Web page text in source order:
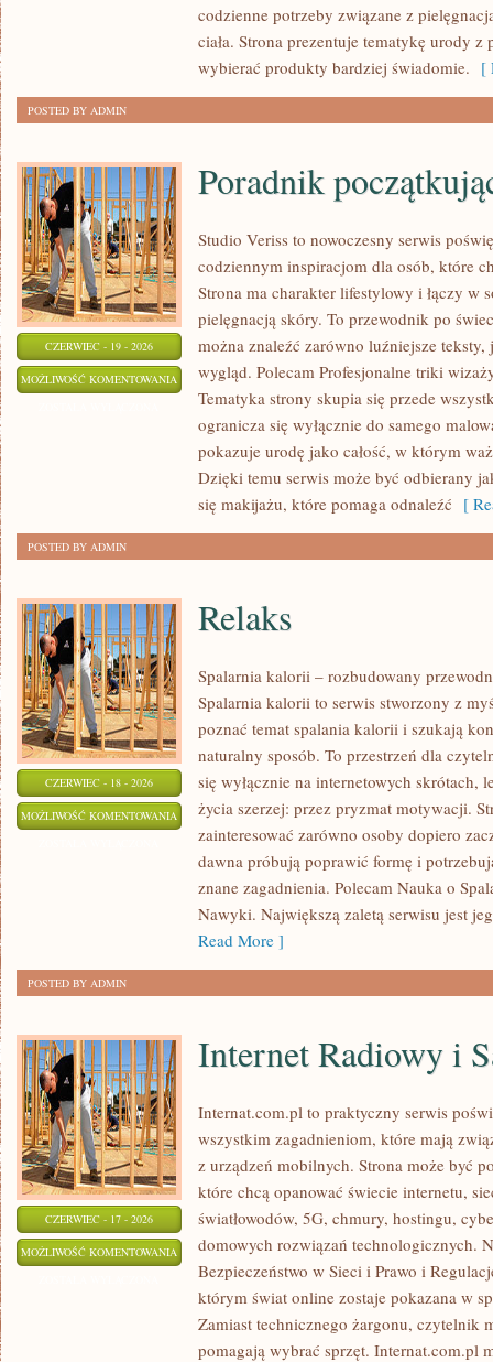
codzienne potrzeby związane z
ciała. Strona prezentuje tematykę urody
wybierać produkty bardziej świadomie. [
POSTED BY ADMIN
CZERWIEC - 19 - 2026
MOŻLIWOŚĆ KOMENTOWANIA PORADNIK
POCZĄTKUJĄCEJ
STYLISTKI
Poradnik
Studio Veriss to nowoczesny serwis
codziennym inspiracjom dla osób, które
Strona ma charakter lifestylowy i łączy w
pielęgnacją skóry. To przewodnik po
można znaleźć zarówno luźniejsze
wygląd. Polecam Profesjonalne triki
Tematyka strony skupia się przede
ogranicza się wyłącznie do samego
pokazuje urodę jako całość, w którym
Dzięki temu serwis może być odbierany
się makijażu, które pomaga odnaleźć [
POSTED BY ADMIN
CZERWIEC - 18 - 2026
MOŻLIWOŚĆ KOMENTOWANIA RELAKS
Relaks
Spalarnia kalorii – rozbudowany
Spalarnia kalorii to serwis stworzony z
poznać temat spalania kalorii i szukają
naturalny sposób. To przestrzeń dla
się wyłącznie na internetowych skrótach,
życia szerzej: przez pryzmat motywacji.
zainteresować zarówno osoby dopiero
dawna próbują poprawić formę i
znane zagadnienia. Polecam Nauka o
Nawyki. Największą zaletą serwisu jest
Read More ]
POSTED BY ADMIN
CZERWIEC - 17 - 2026
MOŻLIWOŚĆ KOMENTOWANIA INTERNET
RADIOWY
SATELITARNY
Internet Radiowy i
Internat.com.pl to praktyczny serwis
wszystkim zagadnieniom, które mają
z urządzeń mobilnych. Strona może być
które chcą opanować świecie internetu,
światłowodów, 5G, chmury, hostingu,
domowych rozwiązań technologicznych.
Bezpieczeństwo w Sieci i Prawo i
którym świat online zostaje pokazana w
Zamiast technicznego żargonu, czytelnik
pomagają wybrać sprzęt. Internat.com.pl